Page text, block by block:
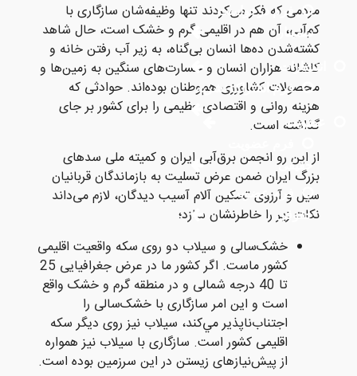
فرم درخواست
سمینار
انتشارات
فرم اشتراک نشریه
عضویت
حقیقی
فرم عضویت
حقوقی
مردمی که فکر می‌کردند تنها وظیفه‌‌شان سازگاری با
کم‌آبی، آن هم در اقلیمی گرم و خشک است، حال شاهد
کشته‌شدن ده‌ها انسان بی‌گناه، به زیر آب رفتن خانه و
کاشانه هزاران انسان و خسارت‌های سنگين به زمین‌ها و
محصولات کشاورزی هم‌وطنان بوده‌اند. حوادثی که
هزینه روانی و اقتصادی عظیمی را برای کشور بر جای
گذاشته است.
از این رو انجمن برق‌آبی ایران و کمیته ملی سدهای
بزرگ ایران ضمن عرض تسلیت به بازماندگان قربانيان
سیل و آرزوی تسکین آلام آسیب دیدگان، لازم می‌داند
نکات زير را خاطرنشان سازد؛
خشک‌سالی و سیلاب دو روی سکه واقعیت اقلیمی
کشور ماست. اگر کشور ما در عرض جغرافیایی 25
تا 40 درجه شمالی و در منطقه گرم و خشک واقع
است و این امر سازگاری با خشک‌سالی را
اجتناب‌ناپذیر مي‌کند، سیلاب نیز روی دیگر سکه
اقلیمی کشور است. سازگاری با سیلاب نیز همواره
از پیش‌نیازهای زیستن در این سرزمین بوده است.